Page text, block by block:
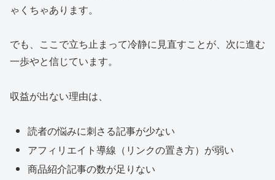
ゃくちゃあります。
でも、ここで立ち止まって冷静に見直すことが、次に進む
一歩やと信じています。
収益が出ない理由は、
読者の悩みに刺さる記事が少ない
アフィリエイト導線（リンクの置き方）が弱い
商品紹介記事の数が足りない